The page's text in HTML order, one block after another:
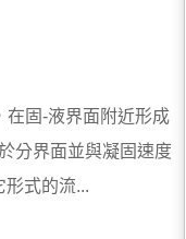
在固-液界面附近形成
分界面並與凝固速度
形式的流...